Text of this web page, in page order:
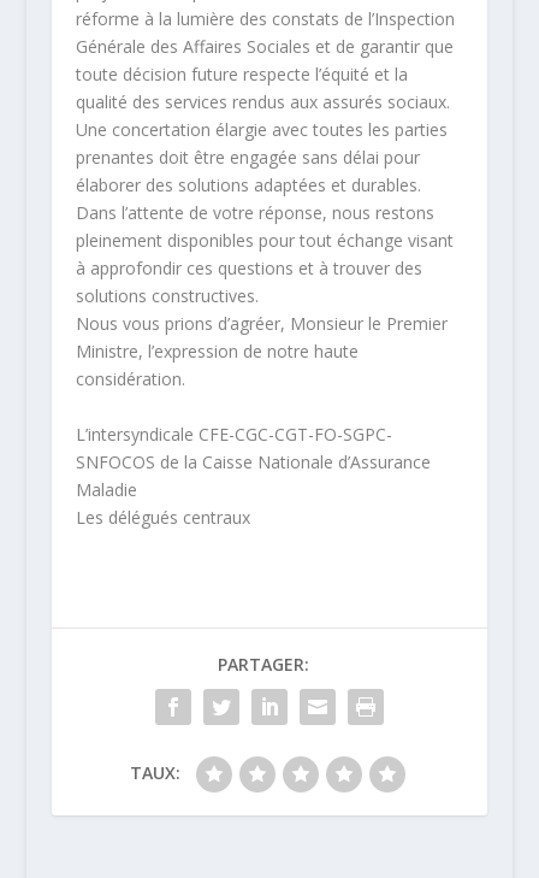
réforme à la lumière des constats de l’Inspection
Générale des Affaires Sociales et de garantir que
toute décision future respecte l’équité et la
qualité des services rendus aux assurés sociaux.
Une concertation élargie avec toutes les parties
prenantes doit être engagée sans délai pour
élaborer des solutions adaptées et durables.
Dans l’attente de votre réponse, nous restons
pleinement disponibles pour tout échange visant
à approfondir ces questions et à trouver des
solutions constructives.
Nous vous prions d’agréer, Monsieur le Premier
Ministre, l’expression de notre haute
considération.
L’intersyndicale CFE-CGC-CGT-FO-SGPC-
SNFOCOS de la Caisse Nationale d’Assurance
Maladie
Les délégués centraux
PARTAGER:
TAUX: